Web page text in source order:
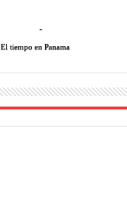
-
El tiempo en Panama